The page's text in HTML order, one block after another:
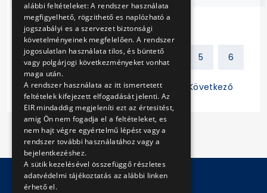
Előző 1 2 3 5 6
7 8 9 10 11 Következő
alábbi feltételeket: A rendszer használata
megfigyelhető, rögzithető es naplózható a
jogszabályi es a szervezet biztonsági
követelményeinek megfelelően. A rendszer
jogosulatlan használata tilos, és büntető
vagy polgárjogi következményeket vonhat
maga után.
A rendszer használata az itt ismertetett
feltételek kifejezett elfogadását jelenti. Az
EIR mindaddig megjeleníti ezt az értesitést,
amig Ön nem fogadja el a feltételeket, es
nem hajt végre egyértelmű lépést vagy a
rendszer további használatához vagy a
bejelentkezéshez.
A sütik kezelésével összefüggő részletes
adatvédelmi tájékoztatás az alábbi linken
érhető el.